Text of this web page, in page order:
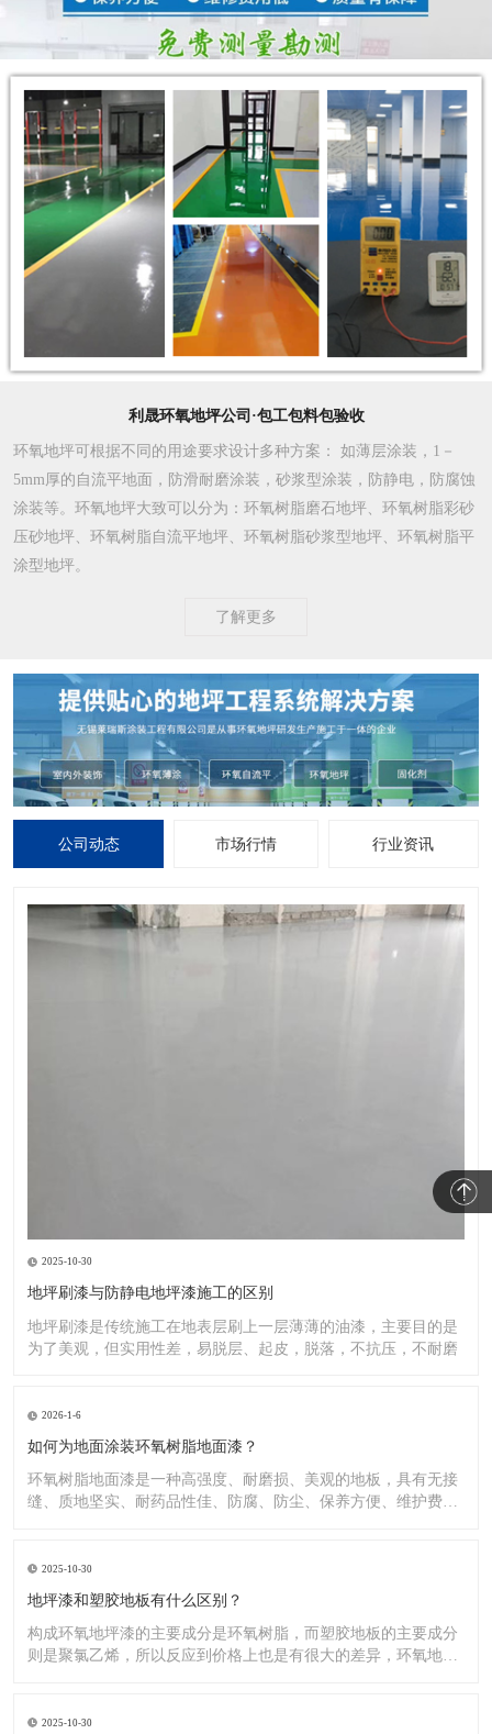
利晟环氧地坪公司·包工包料包验收
环氧地坪可根据不同的用途要求设计多种方案 ： 如薄层涂装，1－
5mm厚的自流平地面，防滑耐磨涂装，砂浆型涂装，防静电，防腐蚀
涂装等。环氧地坪大致可以分为：环氧树脂磨石地坪、环氧树脂彩砂
压砂地坪、环氧树脂自流平地坪、环氧树脂砂浆型地坪、环氧树脂平
涂型地坪。
了解更多
公司动态 市场行情 行业资讯
2025-10-30
地坪刷漆与防静电地坪漆施工的区别
地坪刷漆是传统施工在地表层刷上一层薄薄的油漆，主要目的是
为了美观，但实用性差，易脱层、起皮，脱落，不抗压，不耐磨
2026-1-6
如何为地面涂装环氧树脂地面漆？
环氧树脂地面漆是一种高强度、耐磨损、美观的地板，具有无接
缝、质地坚实、耐药品性佳、防腐、防尘、保养方便、维护费用
2025-10-30
地坪漆和塑胶地板有什么区别？
构成环氧地坪漆的主要成分是环氧树脂，而塑胶地板的主要成分
则是聚氯乙烯，所以反应到价格上也是有很大的差异，环氧地坪
2025-10-30